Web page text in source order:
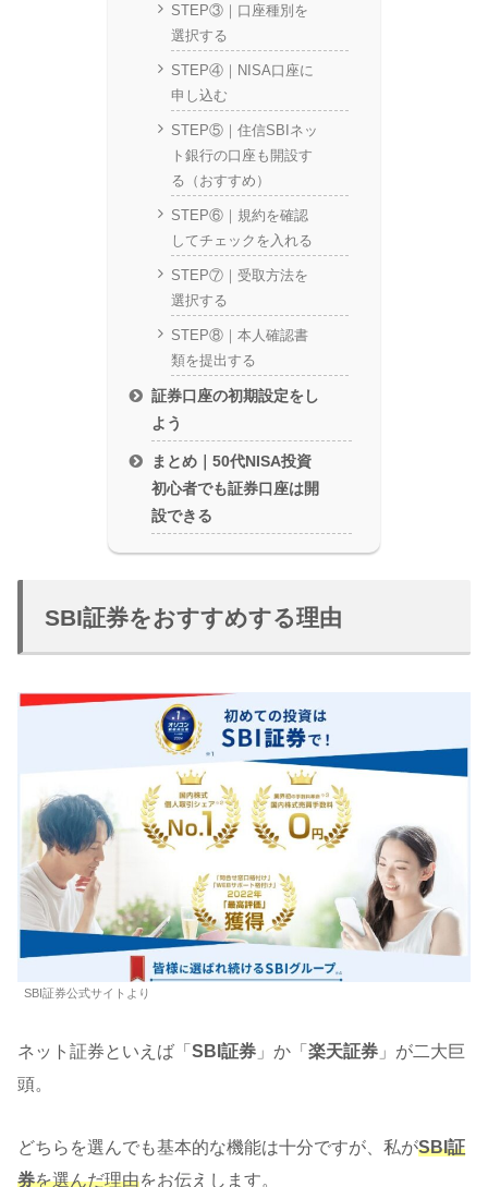
STEP③｜口座種別を
選択する
STEP④｜NISA口座に
申し込む
STEP⑤｜住信SBIネッ
ト銀行の口座も開設す
る（おすすめ）
STEP⑥｜規約を確認
してチェックを入れる
STEP⑦｜受取方法を
選択する
STEP⑧｜本人確認書
類を提出する
証券口座の初期設定をし
よう
まとめ｜50代NISA投資
初心者でも証券口座は開
設できる
SBI証券をおすすめする理由
SBI証券公式サイトより
ネット証券といえば「 SBI証券 」か「 楽天証券 」が二大巨
頭。
どちらを選んでも基本的な機能は十分ですが、私がSBI証
券を選んだ理由をお伝えします。